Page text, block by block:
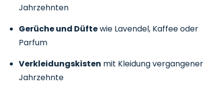
Jahrzehnten
Gerüche und Düftewie Lavendel, Kaffee oder
Parfum
Verkleidungskisten mit Kleidung vergangener
Jahrzehnte